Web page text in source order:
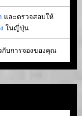
และตรวจสอบให้
ในญี่ปุ่น
กับการจองของคุณ